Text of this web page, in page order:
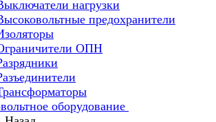
нагрузки
предохранители
ОПН
оборудование